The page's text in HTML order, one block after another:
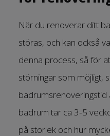
När du renoverar ditt
störas, och kan också
denna process, så för
störningar som möjligt,
badrum tar ca 3-5
på storlek och hur